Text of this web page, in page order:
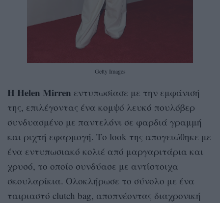
Getty Images
Η Helen Mirren εντυπωσίασε με την εμφάνισή
της, επιλέγοντας ένα κομψό λευκό πουλόβερ
συνδυασμένο με παντελόνι σε φαρδιά γραμμή
και ριχτή εφαρμογή. Το look της απογειώθηκε με
ένα εντυπωσιακό κολιέ από μαργαριτάρια και
χρυσό, το οποίο συνδύασε με αντίστοιχα
σκουλαρίκια. Ολοκλήρωσε το σύνολο με ένα
ταιριαστό clutch bag, αποπνέοντας διαχρονική